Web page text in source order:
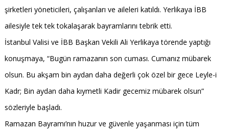
şirketleri yöneticileri, çalışanları ve aileleri katıldı. Yerlikaya İBB
ailesiyle tek tek tokalaşarak bayramlarını tebrik etti.
İstanbul Valisi ve İBB Başkan Vekili Ali Yerlikaya törende yaptığı
konuşmaya, “Bugün ramazanın son cuması. Cumanız mübarek
olsun. Bu akşam bin aydan daha değerli çok özel bir gece Leyle-i
Kadr; Bin aydan daha kıymetli Kadir gecemiz mübarek olsun”
sözleriyle başladı.
Ramazan Bayramı’nın huzur ve güvenle yaşanması için tüm